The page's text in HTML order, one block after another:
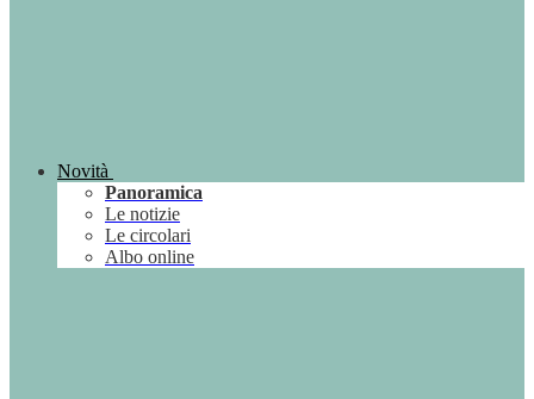
Novità
Panoramica
Le notizie
Le circolari
Albo online